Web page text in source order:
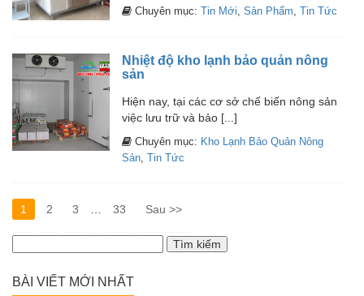
Chuyên mục: Tin Mới, Sản Phẩm, Tin Tức
Nhiệt độ kho lạnh bảo quản nông
sản
Hiện nay, tại các cơ sở chế biến nông sản
việc lưu trữ và bảo [...]
Chuyên mục: Kho Lạnh Bảo Quản Nông
Sản, Tin Tức
1 2 3 33 Sau >>
kiếm
BÀI VIẾT MỚI NHẤT